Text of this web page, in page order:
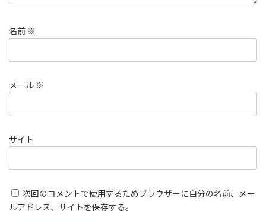
名前 ※
メール ※
サイト
次回のコメントで使用するためブラウザーに自分の名前、メー
ルアドレス、サイトを保存する。